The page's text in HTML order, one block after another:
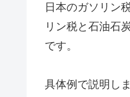
日本のガソリン
リン税と石油石
です。
具体例で説明し